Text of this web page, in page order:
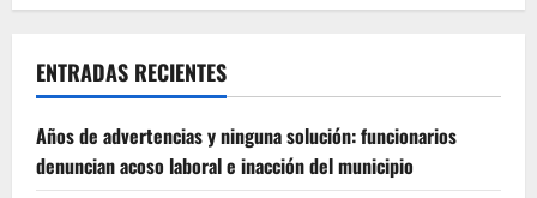
ENTRADAS RECIENTES
Años de advertencias y ninguna solución: funcionarios
denuncian acoso laboral e inacción del municipio